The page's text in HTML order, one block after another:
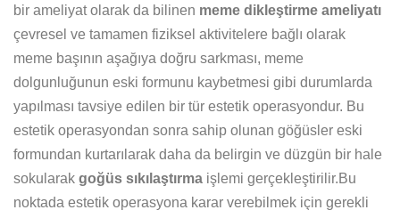
bir ameliyat olarak da bilinen meme dikleştirme ameliyatı
çevresel ve tamamen fiziksel aktivitelere bağlı olarak
meme başının aşağıya doğru sarkması, meme
dolgunluğunun eski formunu kaybetmesi gibi durumlarda
yapılması tavsiye edilen bir tür estetik operasyondur. Bu
estetik operasyondan sonra sahip olunan göğüsler eski
formundan kurtarılarak daha da belirgin ve düzgün bir hale
sokularak goğüs sıkılaştırma işlemi gerçekleştirilir.Bu
noktada estetik operasyona karar verebilmek için gerekli